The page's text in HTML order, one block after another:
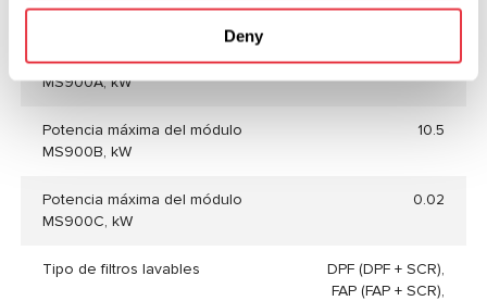
Deny
Capacidad del tanque, l 250
Potencia máxima del módulo
MS900A, kW
12
Potencia máxima del módulo
MS900В, kW
10.5
Potencia máxima del módulo
MS900C, kW
0.02
Tipo de filtros lavables
DPF (DPF + SCR),
FAP (FAP + SCR),